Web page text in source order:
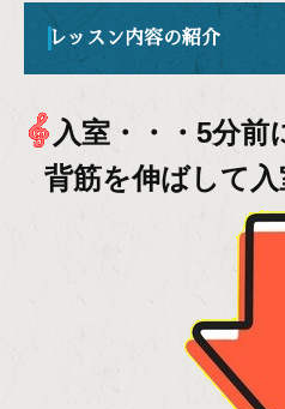
レッスン内容の紹介
入室・・・5分前
背筋を伸ばして入